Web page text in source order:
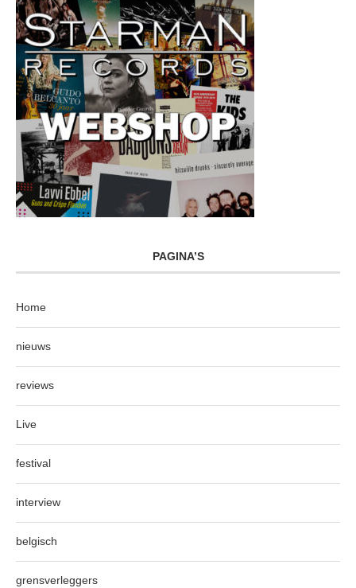
PAGINA’S
Home
nieuws
reviews
Live
festival
interview
belgisch
grensverleggers